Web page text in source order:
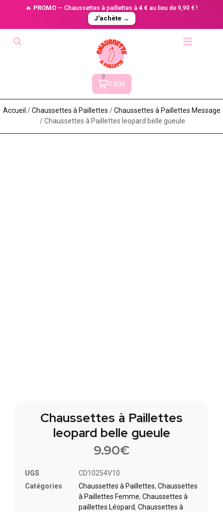
🔥 PROMO — Chaussettes à paillettes à 4 € au lieu de 9,90 € !
J'achète →
0
0.00€
Accueil /Chaussettes à Paillette​s /Chaussettes à Paillettes Message​
/ Chaussettes à Paillettes leopard belle gueule
Chaussettes à Paillettes
leopard belle gueule
9.90€
UGS
CD10254V10
Catégories
Chaussettes à Paillette​s, Chaussettes
à Paillettes Femme, Chaussettes à
paillettes Léopard, Chaussettes à